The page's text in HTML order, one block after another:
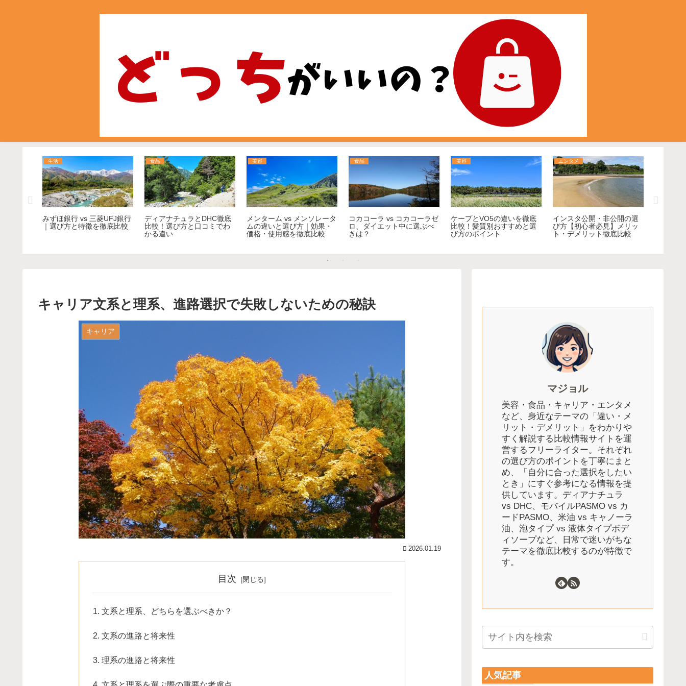
生活
みずほ銀行 vs 三菱UFJ銀行
｜選び方と特徴を徹底比較
食品
ディアナチュラとDHC徹底
比較！選び方と口コミでわ
かる違い
美容
メンターム vs メンソレータ
ムの違いと選び方｜効果・
価格・使用感を徹底比較
食品
コカコーラ vs コカコーラゼ
ロ、ダイエット中に選ぶべ
きは？
美容
ケープとVO5の違いを徹底
比較！髪質別おすすめと選
び方のポイント
エンタメ
インスタ公開・非公開の選
び方【初心者必見】メリッ
ト・デメリット徹底比較
キャリア文系と理系、進路選択で失敗しないための秘訣
キャリア
2026.01.19
目次
文系と理系、どちらを選ぶべきか？
文系の進路と将来性
理系の進路と将来性
マジョル
美容・食品・キャリア・エンタメ
など、身近なテーマの「違い・メ
リット・デメリット」をわかりや
すく解説する比較情報サイトを運
営するフリーライター。それぞれ
の選び方のポイントを丁寧にまと
め、「自分に合った選択をしたい
とき」にすぐ参考になる情報を提
供しています。ディアナチュラ
vs DHC、モバイルPASMO vs カ
ードPASMO、米油 vs キャノーラ
油、泡タイプ vs 液体タイプボデ
ィソープなど、日常で迷いがちな
テーマを徹底比較するのが特徴で
す。
人気記事